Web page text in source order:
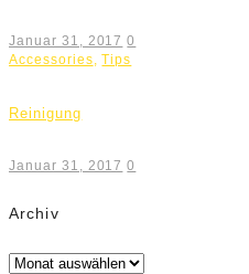
Januar 31, 2017 0
Accessories,Tips
Reinigung
Januar 31, 2017 0
Archiv
Archiv